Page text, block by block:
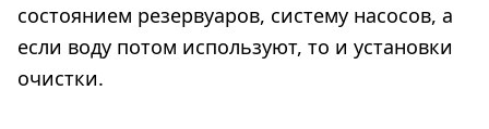
состоянием резервуаров, систему насосов, а
если воду потом используют, то и установки
очистки.